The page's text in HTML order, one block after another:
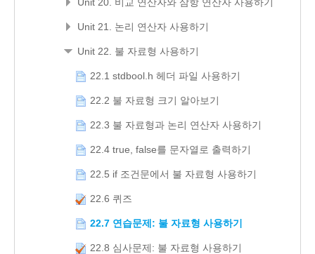
Unit 21. 논리 연산자 사용하기
Unit 22. 불 자료형 사용하기
22.1 stdbool.h 헤더 파일 사용하기
22.2 불 자료형 크기 알아보기
22.3 불 자료형과 논리 연산자 사용하기
22.4 true, false를 문자열로 출력하기
22.5 if 조건문에서 불 자료형 사용하기
22.6 퀴즈
22.7 연습문제: 불 자료형 사용하기
22.8 심사문제: 불 자료형 사용하기